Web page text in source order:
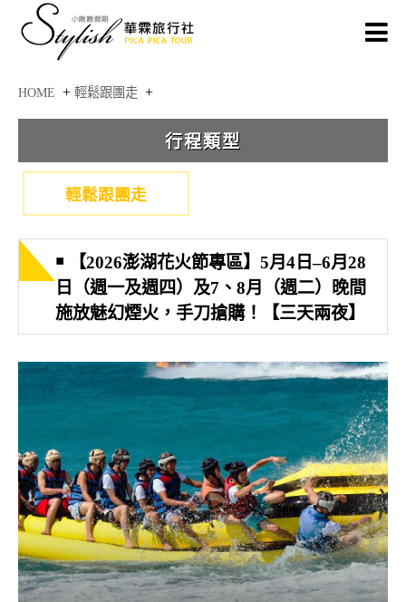
HOME + 輕鬆跟團走 +
輕鬆跟團走
￭ 【2026澎湖花火節專區】5月4日–6月28
日（週一及週四）及7、8月（週二）晚間
施放魅幻煙火，手刀搶購！【三天兩夜】